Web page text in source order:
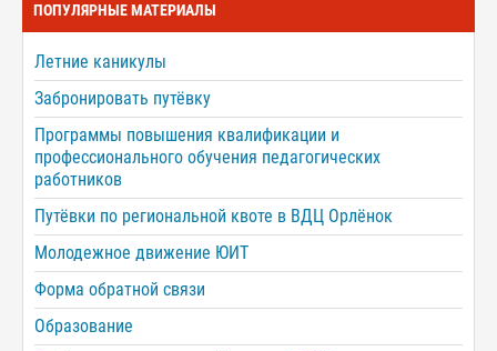
ПОПУЛЯРНЫЕ МАТЕРИАЛЫ
Летние каникулы
Забронировать путёвку
Программы повышения квалификации и
профессионального обучения педагогических
работников
Путёвки по региональной квоте в ВДЦ Орлёнок
Молодежное движение ЮИТ
Форма обратной связи
Образование